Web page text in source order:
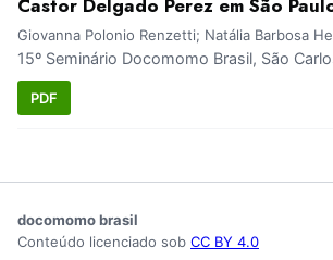
Giovanna Polonio Renzetti; Natália Barbosa
15º Seminário Docomomo Brasil, São
PDF
docomomo brasil
Conteúdo licenciado sob CC BY 4.0